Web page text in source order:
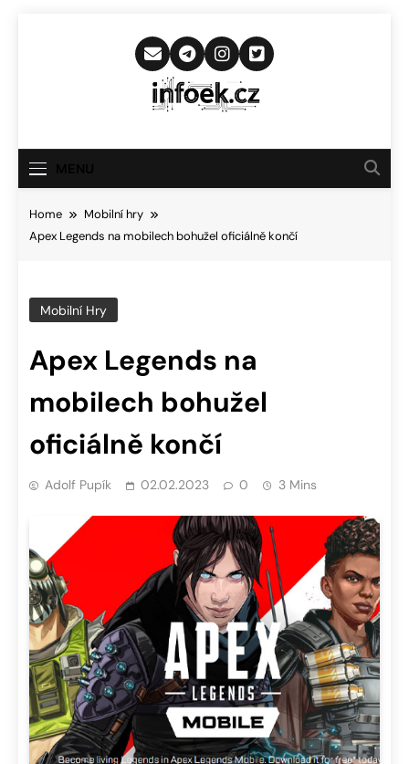
Infoek.cz
Novinkám
Home
Mobilní hry
Apex Legends na mobilech bohužel oficiálně končí
Mobilní Hry
Apex Legends na
mobilech bohužel
oficiálně končí
Adolf Pupík 02.02.2023 0 3 Mins